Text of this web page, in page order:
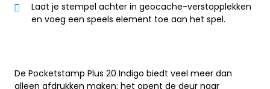
Laat je stempel achter in geocache-verstopplekken
en voeg een speels element toe aan het spel.
De Pocketstamp Plus 20 Indigo biedt veel meer dan
alleen afdrukken maken; het opent de deur naar